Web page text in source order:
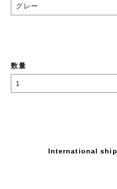
数量
International